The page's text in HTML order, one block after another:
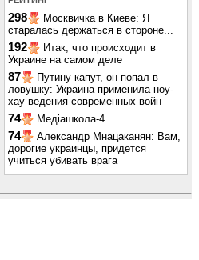
298
Москвичка в Киеве: Я
старалась держаться в стороне...
192
Итак, что происходит в
Украине на самом деле
87
Путину капут, он попал в
ловушку: Украина применила ноу-
хау ведения современных войн
74 Медіашкола-4
74
Александр Мнацаканян: Вам,
дорогие украинцы, придется
учиться убивать врага